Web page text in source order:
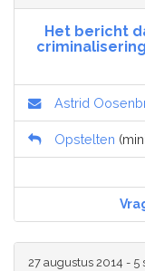
Het bericht
Astrid
Opstelten
27 augustus 2014 - 5